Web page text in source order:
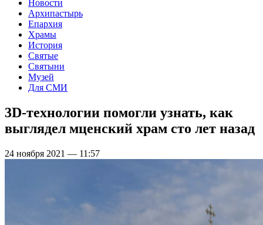
Новости
Архипастырь
Епархия
Храмы
История
Святые
Святыни
Музей
Для СМИ
3D-технологии помогли узнать, как
выглядел мценский храм сто лет назад
24 ноября 2021 — 11:57